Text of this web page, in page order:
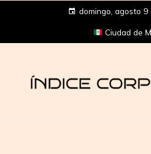
domingo, agosto 9
Ciudad de